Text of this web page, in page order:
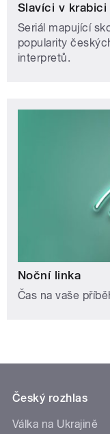
Slavíci v krabici
Seriál mapující
popularity
interpretů.
Noční linka
Čas na vaše
Český rozhlas
Válka na Ukrajině